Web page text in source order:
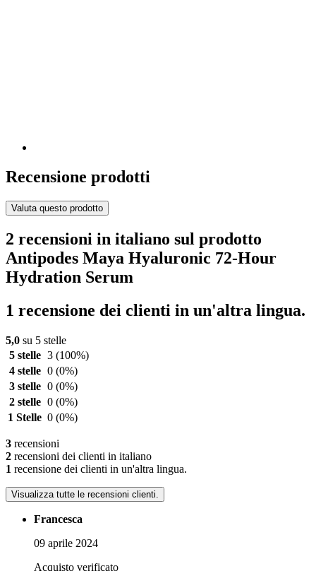
Recensione prodotti
Valuta questo prodotto
2 recensioni in italiano sul prodotto
Antipodes Maya Hyaluronic 72-Hour
Hydration Serum
1 recensione dei clienti in un'altra lingua.
5,0 su 5 stelle
5 stelle 3 (100%)
4 stelle 0 (0%)
3 stelle 0 (0%)
2 stelle 0 (0%)
1 Stelle 0 (0%)
3 recensioni
2 recensioni dei clienti in italiano
1 recensione dei clienti in un'altra lingua.
Visualizza tutte le recensioni clienti.
Francesca
09 aprile 2024
Acquisto verificato